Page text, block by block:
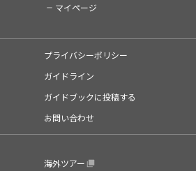
マイページ
プライバシーポリシー
ガイドライン
ガイドブックに投稿する
お問い合わせ
海外ツアー